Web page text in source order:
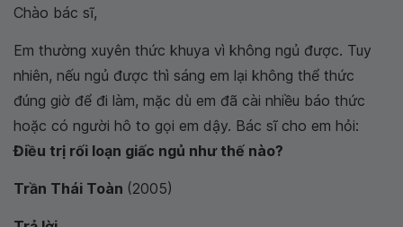
Chào bác sĩ,
Em thường xuyên thức khuya vì không ngủ được. Tuy
nhiên, nếu ngủ được thì sáng em lại không thể thức
đúng giờ để đi làm, mặc dù em đã cài nhiều báo thức
hoặc có người hô to gọi em dậy. Bác sĩ cho em hỏi:
Điều trị rối loạn giấc ngủ như thế nào?
Trần Thái Toàn (2005)